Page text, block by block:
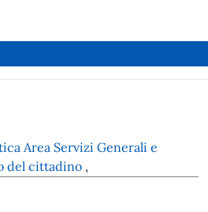
Area Servizi Generali e
del cittadino ,